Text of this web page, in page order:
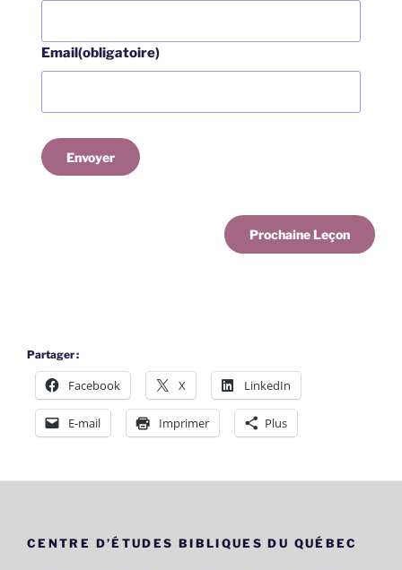
Email(obligatoire)
Envoyer
Prochaine Leçon
Partager :
Facebook X LinkedIn
E-mail Imprimer Plus
CENTRE D’ÉTUDES BIBLIQUES DU QUÉBEC